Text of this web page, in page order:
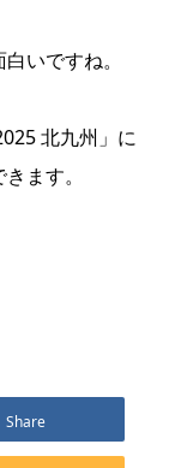
いですね。
北九州」に
ます。
Share